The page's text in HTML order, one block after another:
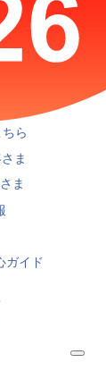
ら
ま
ま
ガイド